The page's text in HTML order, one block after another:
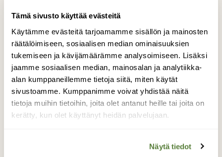
Tämä sivusto käyttää evästeitä
Käytämme evästeitä tarjoamamme sisällön ja mainosten
räätälöimiseen, sosiaalisen median ominaisuuksien
tukemiseen ja kävijämäärämme analysoimiseen. Lisäksi
jaamme sosiaalisen median, mainosalan ja analytiikka-
alan kumppaneillemme tietoja siitä, miten käytät
sivustoamme. Kumppanimme voivat yhdistää näitä
tietoja muihin tietoihin, joita olet antanut heille tai joita on
kerätty, kun olet käyttänyt heidän palvelujaan.
Näytä tiedot